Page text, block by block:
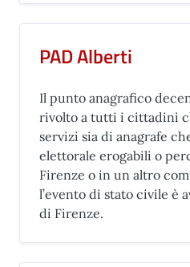
PAD Alberti
Il punto anagrafico
rivolto a tutti i cittadini
servizi sia di anagrafe
elettorale erogabili o
Firenze o in un altro
l’evento di stato civile è
di Firenze.